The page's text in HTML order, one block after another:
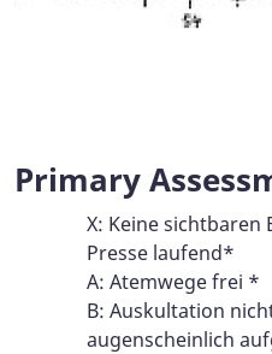
Primary
X: Keine sichtbaren
Presse laufend*
A: Atemwege frei *
B: Auskultation
augenscheinlich